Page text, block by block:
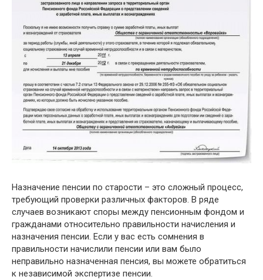
Назначение пенсии по старости – это сложный процесс,
требующий проверки различных факторов. В ряде
случаев возникают споры между пенсионным фондом и
гражданами относительно правильности начисления и
назначения пенсии. Если у вас есть сомнения в
правильности начислили пенсии или вам было
неправильно назначенная пенсия, вы можете обратиться
к независимой экспертизе пенсии.